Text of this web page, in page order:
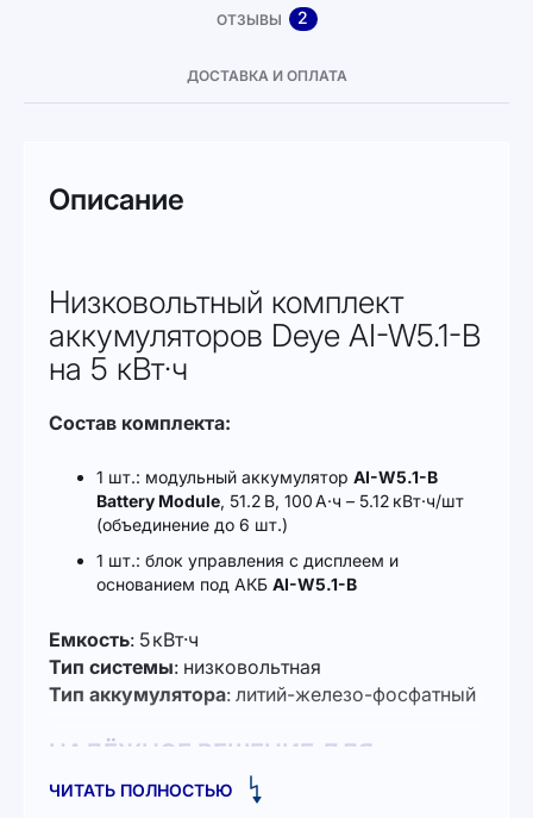
ОТЗЫВЫ 2
ДОСТАВКА И ОПЛАТА
Описание
Низковольтный комплект
аккумуляторов Deye AI-W5.1-B
на 5 кВт·ч
Состав комплекта:
1 шт.: модульный аккумулятор AI-W5.1-B
Battery Module, 51.2 В, 100 А·ч – 5.12 кВт·ч/шт
(объединение до 6 шт.)
1 шт.: блок управления с дисплеем и
основанием под АКБ AI-W5.1-B
Емкость: 5 кВт·ч
Тип системы: низковольтная
Тип аккумулятора: литий-железо-фосфатный
НАДЁЖНОЕ РЕШЕНИЕ ДЛЯ
ХРАНЕНИЯ ЭНЕРГИИ
ЧИТАТЬ ПОЛНОСТЬЮ